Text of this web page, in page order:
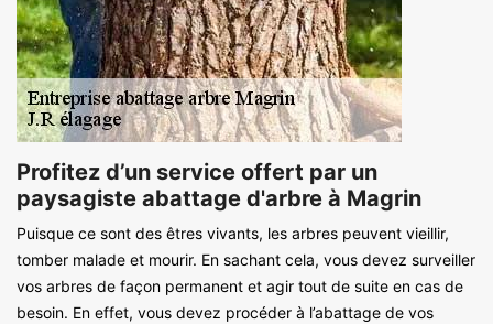
Profitez d’un service offert par un
paysagiste abattage d'arbre à Magrin
Puisque ce sont des êtres vivants, les arbres peuvent vieillir,
tomber malade et mourir. En sachant cela, vous devez surveiller
vos arbres de façon permanent et agir tout de suite en cas de
besoin. En effet, vous devez procéder à l’abattage de vos